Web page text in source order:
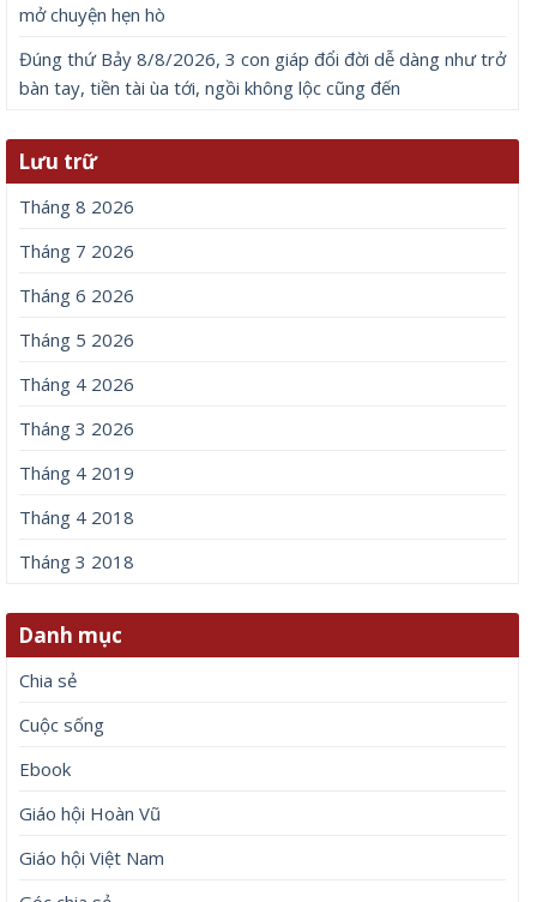
mở chuyện hẹn hò
Đúng thứ Bảy 8/8/2026, 3 con giáp đổi đời dễ dàng như trở
bàn tay, tiền tài ùa tới, ngồi không lộc cũng đến
Lưu trữ
Tháng 8 2026
Tháng 7 2026
Tháng 6 2026
Tháng 5 2026
Tháng 4 2026
Tháng 3 2026
Tháng 4 2019
Tháng 4 2018
Tháng 3 2018
Danh mục
Chia sẻ
Cuộc sống
Ebook
Giáo hội Hoàn Vũ
Giáo hội Việt Nam